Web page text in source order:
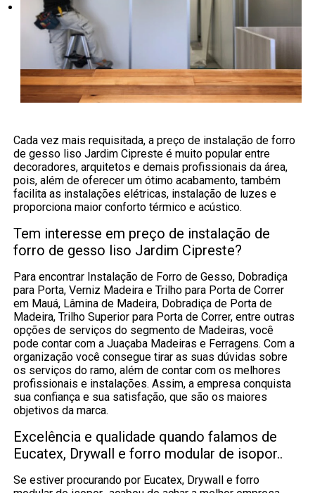
Cada vez mais requisitada, a preço de instalação de forro
de gesso liso Jardim Cipreste é muito popular entre
decoradores, arquitetos e demais profissionais da área,
pois, além de oferecer um ótimo acabamento, também
facilita as instalações elétricas, instalação de luzes e
proporciona maior conforto térmico e acústico.
Tem interesse em preço de instalação de
forro de gesso liso Jardim Cipreste?
Para encontrar Instalação de Forro de Gesso, Dobradiça
para Porta, Verniz Madeira e Trilho para Porta de Correr
em Mauá, Lâmina de Madeira, Dobradiça de Porta de
Madeira, Trilho Superior para Porta de Correr, entre outras
opções de serviços do segmento de Madeiras, você
pode contar com a Juaçaba Madeiras e Ferragens. Com a
organização você consegue tirar as suas dúvidas sobre
os serviços do ramo, além de contar com os melhores
profissionais e instalações. Assim, a empresa conquista
sua confiança e sua satisfação, que são os maiores
objetivos da marca.
Excelência e qualidade quando falamos de
Eucatex, Drywall e forro modular de isopor..
Se estiver procurando por Eucatex, Drywall e forro